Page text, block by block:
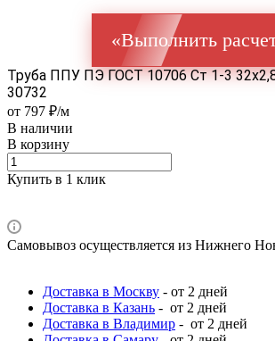
«Выполнить
Труба ППУ ПЭ ГОСТ 10706 Ст 1-3
30732
от 797 ₽/м
В наличии
В корзину
Купить в 1 клик
Самовывоз осуществляется из Нижнего
Доставка в Москву - от 2 дней
Доставка в Казань - от 2 дней
Доставка в Владимир - от 2 дней